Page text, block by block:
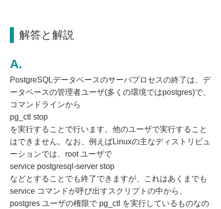
解答と解説
PostgreSQLデータベースのサーバプロセスの終了は、デ
ータベースの管理者ユーザ(多くの環境ではpostgres)で、
コマンドラインから
pg_ctl stop
を実行することで行います。他のユーザで実行すること
はできません。なお、例えばLinuxの主なディストリビュ
ーションでは、root ユーザで
service postgresql-server stop
などとすることでも終了できますが、これはあくまでも
service コマンドが呼び出すスクリプトの中から、
postgres ユーザの権限で pg_ctl を実行しているものなの